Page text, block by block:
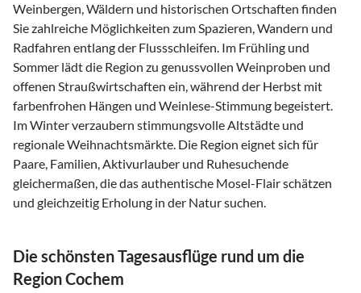
Weinbergen, Wäldern und historischen Ortschaften finden
Sie zahlreiche Möglichkeiten zum Spazieren, Wandern und
Radfahren entlang der Flussschleifen. Im Frühling und
Sommer lädt die Region zu genussvollen Weinproben und
offenen Straußwirtschaften ein, während der Herbst mit
farbenfrohen Hängen und Weinlese-Stimmung begeistert.
Im Winter verzaubern stimmungsvolle Altstädte und
regionale Weihnachtsmärkte. Die Region eignet sich für
Paare, Familien, Aktivurlauber und Ruhesuchende
gleichermaßen, die das authentische Mosel-Flair schätzen
und gleichzeitig Erholung in der Natur suchen.
Die schönsten Tagesausflüge rund um die
Region Cochem